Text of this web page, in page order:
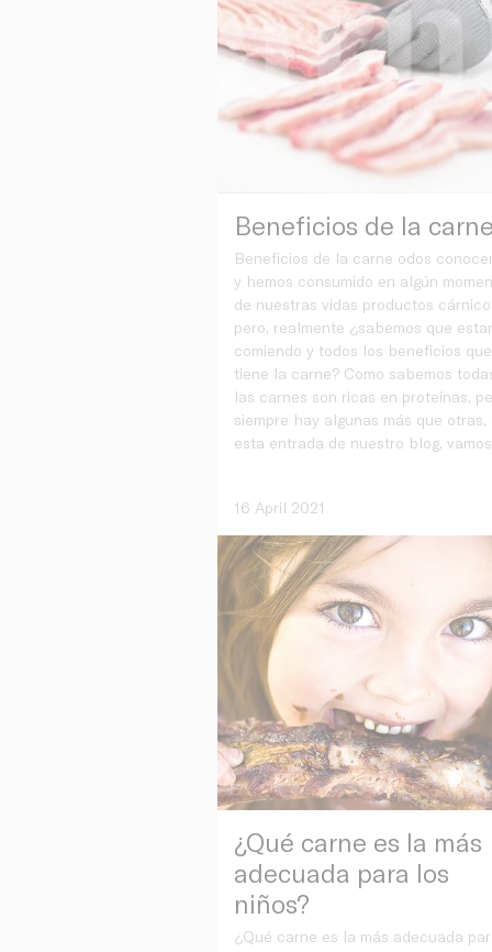
Beneficios de la carne
Beneficios de la carne odos
y hemos consumido en algún
de nuestras vidas productos
pero, realmente ¿sabemos que
comiendo y todos los beneficios que
tiene la carne? Como sabemos
las carnes son ricas en proteínas,
siempre hay algunas más que otras,
esta entrada de nuestro blog,
16 April 2021
¿Qué carne es la más
adecuada para los
niños?
¿Qué carne es la más adecuada